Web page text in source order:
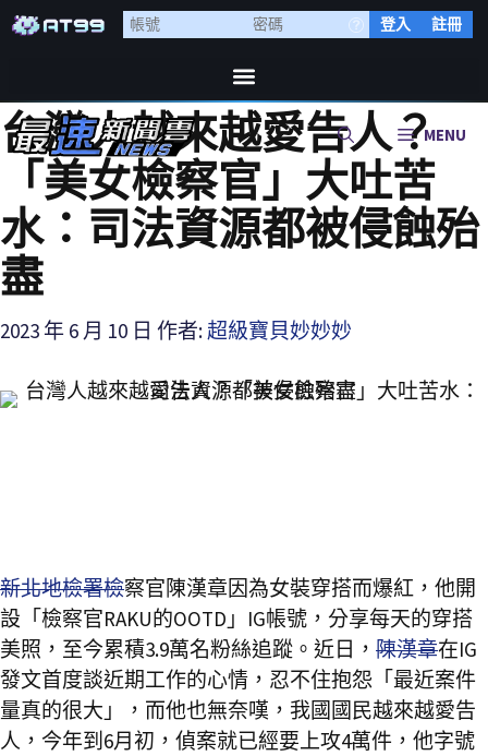
登入 註冊
MENU
台灣人越來越愛告人？
「美女檢察官」大吐苦
水：司法資源都被侵蝕殆
盡
2023 年 6 月 10 日 作者: 超級寶貝妙妙妙
新北地檢署檢察官陳漢章因為女裝穿搭而爆紅，他開
設「檢察官RAKU的OOTD」IG帳號，分享每天的穿搭
美照，至今累積3.9萬名粉絲追蹤。近日， 陳漢章在IG
發文首度談近期工作的心情，忍不住抱怨「最近案件
量真的很大」，而他也無奈嘆，我國國民越來越愛告
人，今年到6月初，偵案就已經要上攻4萬件，他字號